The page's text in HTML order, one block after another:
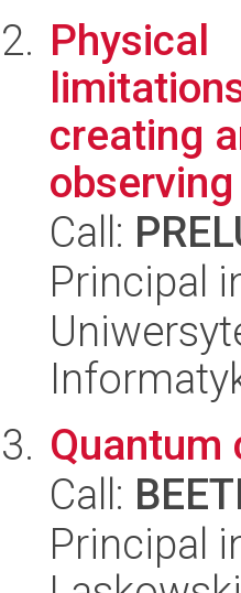
Physical
creating
Call:
Principal
Call:
Principal